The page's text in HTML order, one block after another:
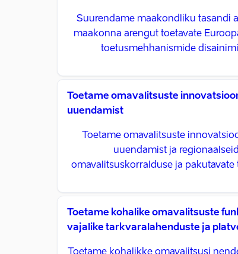
Suurendame maakondliku tasandi
maakonna arengut toetavate
toetusmehhanismide
Toetame omavalitsuste
uuendamist
Toetame omavalitsuste
uuendamist ja
omavalitsuskorralduse ja pakutavate
Toetame kohalike omavalitsuste
vajalike tarkvaralahenduste ja